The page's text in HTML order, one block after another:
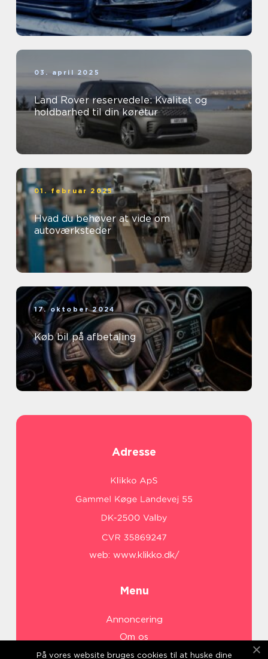
03. april 2025
Land Rover reservedele: Kvalitet og
holdbarhed til din køretur
01. februar 2025
Hvad du behøver at vide om
autoværksteder
17. oktober 2024
Køb bil på afbetaling
Adresse
web: www.klikko.dk/
Menu
Annoncering
Om os
Cookies
På vores website bruges cookies til at huske dine